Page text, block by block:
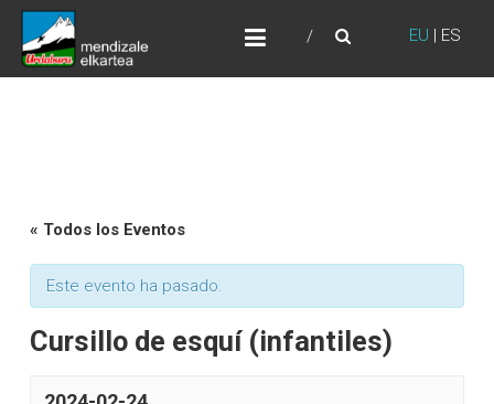
Skip
content
EU | ES
URDABURU
Grupo de Montaña
« Todos los Eventos
Este evento ha pasado.
Cursillo de esquí (infantiles)